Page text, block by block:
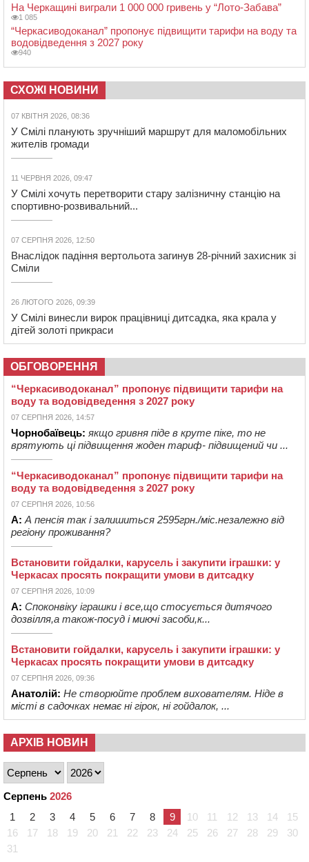
На Черкащині виграли 1 000 000 гривень у “Лото-Забава”
1 085
“Черкасиводоканал” пропонує підвищити тарифи на воду та
водовідведення з 2027 року
940
СХОЖІ НОВИНИ
07 КВІТНЯ 2026, 08:36
У Смілі планують зручніший маршрут для маломобільних
жителів громади
11 ЧЕРВНЯ 2026, 09:47
У Смілі хочуть перетворити стару залізничну станцію на
спортивно-розвивальний...
07 СЕРПНЯ 2026, 12:50
Внаслідок падіння вертольота загинув 28-річний захисник зі
Сміли
26 ЛЮТОГО 2026, 09:39
У Смілі винесли вирок працівниці дитсадка, яка крала у
дітей золоті прикраси
ОБГОВОРЕННЯ
“Черкасиводоканал” пропонує підвищити тарифи на
воду та водовідведення з 2027 року
07 СЕРПНЯ 2026, 14:57
Чорнобаївець: якщо гривня піде в круте піке, то не
врятують ці підвищення жоден тариф- підвищений чи ...
“Черкасиводоканал” пропонує підвищити тарифи на
воду та водовідведення з 2027 року
07 СЕРПНЯ 2026, 10:56
А: А пенсія так і залишиться 2595грн./міс.незалежно від
регіону проживання?
Встановити гойдалки, карусель і закупити іграшки: у
Черкасах просять покращити умови в дитсадку
07 СЕРПНЯ 2026, 10:09
А: Споконвіку іграшки і все,що стосується дитячого
дозвілля,а також-посуд і миючі засоби,к...
Встановити гойдалки, карусель і закупити іграшки: у
Черкасах просять покращити умови в дитсадку
07 СЕРПНЯ 2026, 09:36
Анатолій: Не створюйте проблем вихователям. Ніде в
місті в садочках немає ні гірок, ні гойдалок, ...
АРХІВ НОВИН
Серпень 2026
1
2 3 4 5 6 7 8 9 10 11 12 13 14
15
16
17 18 19 20 21 22 23 24 25 26 27 28 29
30
31